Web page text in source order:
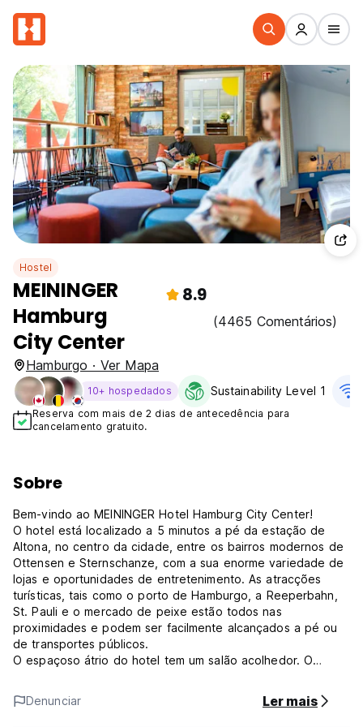
Hostel
MEININGER
Hamburg
City Center
8.9
(4465 Comentários)
Hamburgo · Ver Mapa
10+ hospedados Sustainability Level 1
Reserva com mais de 2 dias de antecedência para
cancelamento gratuito.
Sobre
Bem-vindo ao MEININGER Hotel Hamburg City Center!
O hotel está localizado a 5 minutos a pé da estação de
Altona, no centro da cidade, entre os bairros modernos de
Ottensen e Sternschanze, com a sua enorme variedade de
lojas e oportunidades de entretenimento. As atracções
turísticas, tais como o porto de Hamburgo, a Reeperbahn,
St. Pauli e o mercado de peixe estão todos nas
proximidades e podem ser facilmente alcançados a pé ou
de transportes públicos.
O espaçoso átrio do hotel tem um salão acolhedor. O
o hotel. Todos os quartos modernos, espaçosos e para não
fumadores do hotel estão equipados com televisão e
Denunciar Ler mais